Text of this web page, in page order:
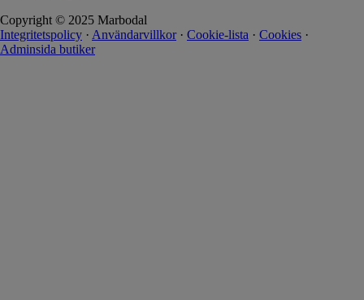
Copyright © 2025 Marbodal
Integritetspolicy · Användarvillkor · Cookie-lista · Cookies ·
Adminsida butiker